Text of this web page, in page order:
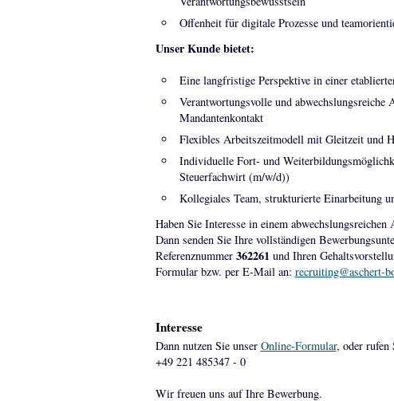
Offenheit für digitale Prozesse und
Unser Kunde bietet:
Eine langfristige Perspektive in einer
Verantwortungsvolle und abwechslungsreiche
Mandantenkontakt
Flexibles Arbeitszeitmodell mit Gleitzeit und
Individuelle Fort- und
Steuerfachwirt (m/w/d))
Kollegiales Team, strukturierte Einarbeitung
Haben Sie Interesse in einem
Dann senden Sie Ihre vollständigen
Referenznummer 362261und Ihren
Formular bzw. per E-Mail an: recruiting@aschert-
Interesse
Dann nutzen Sie unser Online-Formular, oder rufen
+49 221 485347 - 0
Wir freuen uns auf Ihre Bewerbung.